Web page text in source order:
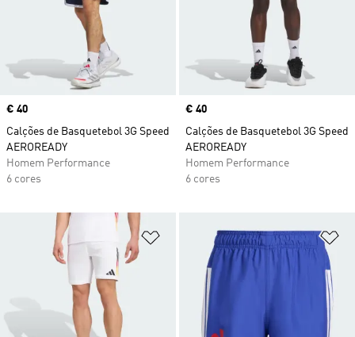
Price
€ 40
Calções de Basquetebol 3G Speed
AEROREADY
Homem Performance
6 cores
Price
€ 40
Calções de Basquetebol 3G Speed
AEROREADY
Homem Performance
6 cores
Adicionar à Lista de Desejos